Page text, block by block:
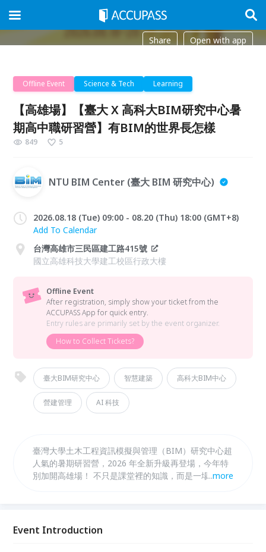
Share Open with app
Offline Event Science & Tech Learning
【高雄場】【臺大 X 高科大BIM研究中心暑
期高中職研習營】有BIM的世界長怎樣
849 5
NTU BIM Center (臺大 BIM 研究中心)
2026.08.18 (Tue) 09:00 - 08.20 (Thu) 18:00 (GMT+8)
Add To Calendar
台灣高雄市三民區建工路415號
國立高雄科技大學建工校區行政大樓
Offline Event
After registration, simply show your ticket from the
ACCUPASS App for quick entry.
Entry rules are primarily set by the event organizer.
How to Collect Tickets?
臺大BIM研究中心 智慧建築 高科大BIM中心
營建管理 AI 科技
臺灣大學土木工程資訊模擬與管理（BIM）研究中心超
人氣的暑期研習營，2026 年全新升級再登場，今年特
別加開高雄場！ 不只是課堂裡的知識，而是一場真正
設計全流程，親眼見證 AI 與科技正在如何重塑建築與
...more
Event Introduction